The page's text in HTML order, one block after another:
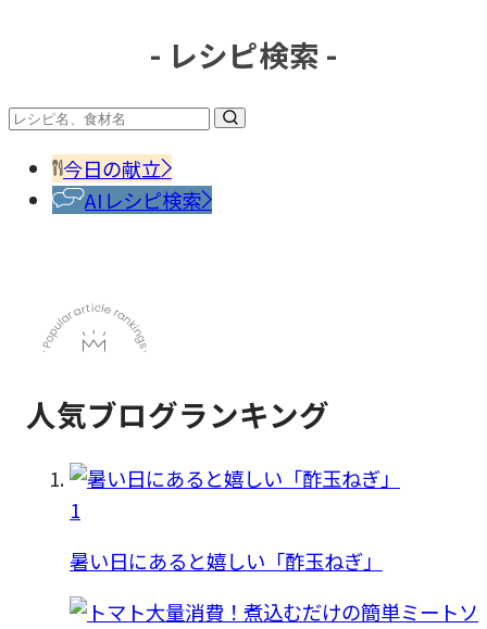
料・
香辛
料
- レシピ検索 -
今日の献立
AIレシピ検索
人気ブログランキング
1
暑い日にあると嬉しい「酢玉ねぎ」